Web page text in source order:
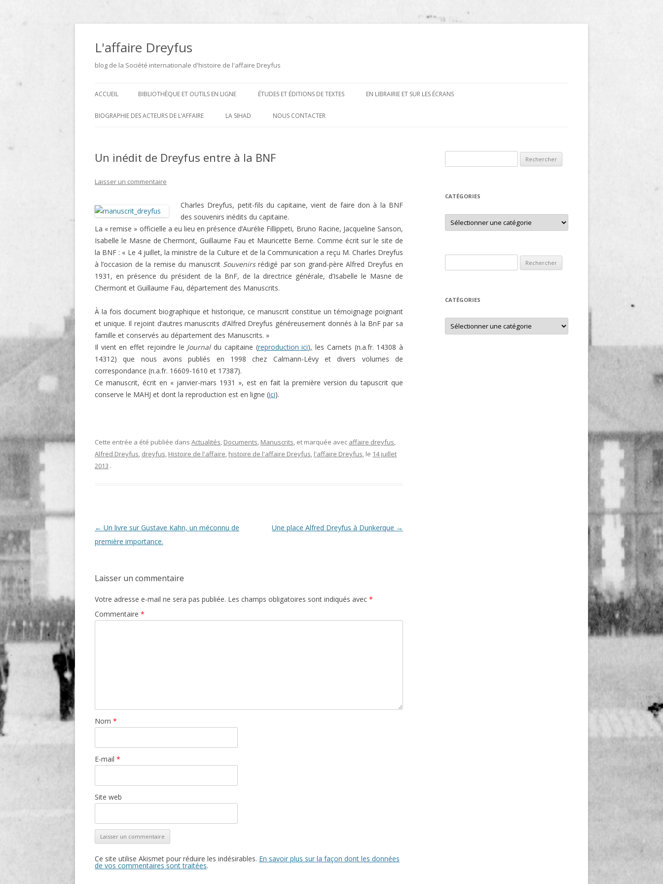
Aller
contenu
L'affaire Dreyfus
blog de la Société internationale d'histoire de l'affaire Dreyfus
ACCUEIL BIBLIOTHÈQUE ET OUTILS EN LIGNE
ARCHIVES
BIOGRAPHIES, ESSAIS, THÈSES ET
ARTICLES UNIVERSITAIRES
ICONOTHÈQUE
CARTES POSTALES ET
L’AFFAIRE DREYFUS AU CINÉMA
L’AFFAIRE DREYFUS EN BANDES
DESSINÉES
PHOTOGRAPHIES
PARLEMENTAIRES FRANÇAIS DE
1889 À 1940 DE JEAN JOLLY EN
LIGNE
LE MAITRON EN LIGNE
ÉTUDES ET ÉDITIONS DE TEXTES
ÉDITIONS DE TEXTES
EN LIBRAIRIE ET SUR LES ÉCRANS
2018
2019
2020
2023
2025
BIOGRAPHIE DES ACTEURS DE L’AFFAIRE
DREYFUS
LA SIHAD NOUS CONTACTER
Un inédit de Dreyfus entre à la BNF
Laisser un commentaire
Charles Dreyfus, petit-fils du capitaine, vient de faire don à la BNF
des souvenirs inédits du capitaine.
La « remise » officielle a eu lieu en présence d’Aurélie Fillippeti, Bruno Racine, Jacqueline Sanson,
Isabelle le Masne de Chermont, Guillaume Fau et Mauricette Berne. Comme écrit sur le site de
la BNF : « Le 4 juillet, la ministre de la Culture et de la Communication a reçu M. Charles Dreyfus
à l’occasion de la remise du manuscrit Souvenirsrédigé par son grand-père Alfred Dreyfus en
1931, en présence du président de la BnF, de la directrice générale, d’Isabelle le Masne de
Chermont et Guillaume Fau, département des Manuscrits.
À la fois document biographique et historique, ce manuscrit constitue un témoignage poignant
et unique. Il rejoint d’autres manuscrits d’Alfred Dreyfus généreusement donnés à la BnF par sa
famille et conservés au département des Manuscrits. »
Il vient en effet rejoindre le Journaldu capitaine (reproduction ici), les Carnets (n.a.fr. 14308 à
14312) que nous avons publiés en 1998 chez Calmann-Lévy et divers volumes de
correspondance (n.a.fr. 16609-1610 et 17387).
Ce manuscrit, écrit en « janvier-mars 1931 », est en fait la première version du tapuscrit que
conserve le MAHJ et dont la reproduction est en ligne (ici).
Cette entrée a été publiée dans Actualités, Documents, Manuscrits, et marquée avec affaire dreyfus,
Alfred Dreyfus, dreyfus, Histoire de l'affaire, histoire de l'affaire Dreyfus, l'affaire Dreyfus, le 14 juillet
2013 .
Navigation
des
← Un livre sur Gustave Kahn, un méconnu de
première importance.
Une place Alfred Dreyfus à Dunkerque →
Laisser un commentaire
Votre adresse e-mail ne sera pas publiée. Les champs obligatoires sont indiqués avec *
Commentaire *
Nom *
E-mail *
Site web
Ce site utilise Akismet pour réduire les indésirables. En savoir plus sur la façon dont les données
de vos commentaires sont traitées.
CATÉGORIES
Catégories
CATÉGORIES
Catégories